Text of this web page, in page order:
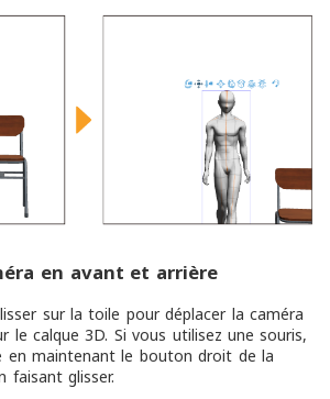
en avant et arrière
sur la toile pour déplacer la caméra
le calque 3D. Si vous utilisez une souris,
en maintenant le bouton droit de la
faisant glisser.